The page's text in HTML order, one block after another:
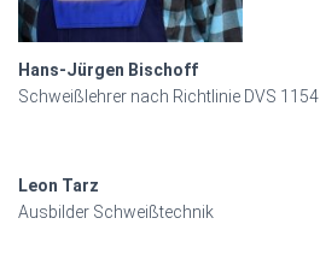
Hans-Jürgen Bischoff
Schweißlehrer nach Richtlinie DVS 1154
Leon Tarz
Ausbilder Schweißtechnik